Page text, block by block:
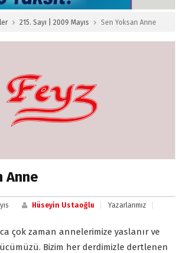
215. Sayı | 2009 Mayıs Sen Yoksan Anne
Anne
Hüseyin Ustaoğlu Yazarlarımız
çok zaman annelerimize yaslanır ve
Bizim her derdimizle dertlenen